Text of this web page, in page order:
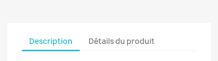
Description Détails du produit